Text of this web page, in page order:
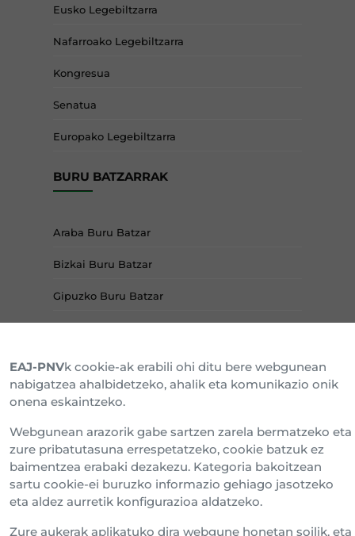
Eusko Legebiltzarra
Nafarroako Legebiltzarra
Kongresua
Senatua
Europako Legebiltzarra
BURU BATZARRAK
Araba Buru Batzar
Bizkai Buru Batzar
Gipuzko Buru Batzar
Napar Buru Batzar
EAJ-PNVk cookie-ak erabili ohi ditu bere webgunean
nabigatzea ahalbidetzeko, ahalik eta komunikazio onik
onena eskaintzeko.
Webgunean arazorik gabe sartzen zarela bermatzeko eta
zure pribatutasuna errespetatzeko, cookie batzuk ez
baimentzea erabaki dezakezu. Kategoria bakoitzean
sartu cookie-ei buruzko informazio gehiago jasotzeko
eta aldez aurretik konfigurazioa aldatzeko.
Zure aukerak aplikatuko dira webgune honetan soilik, eta